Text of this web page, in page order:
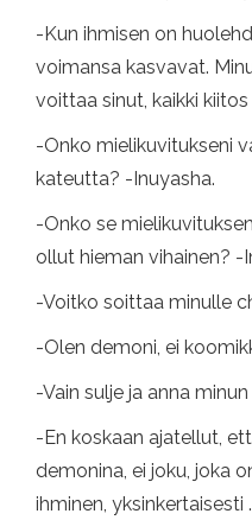
-Kun ihmisen on
voimansa kasvavat.
voittaa sinut, kaikki
-Onko mielikuvitukseni
kateutta? -Inuyasha.
-Onko se
ollut hieman vihainen? -
-Voitko soittaa minulle
-Olen demoni, ei
-Vain sulje ja anna
-En koskaan ajatellut,
demonina, ei joku, joka
ihminen, yksinkertaisesti